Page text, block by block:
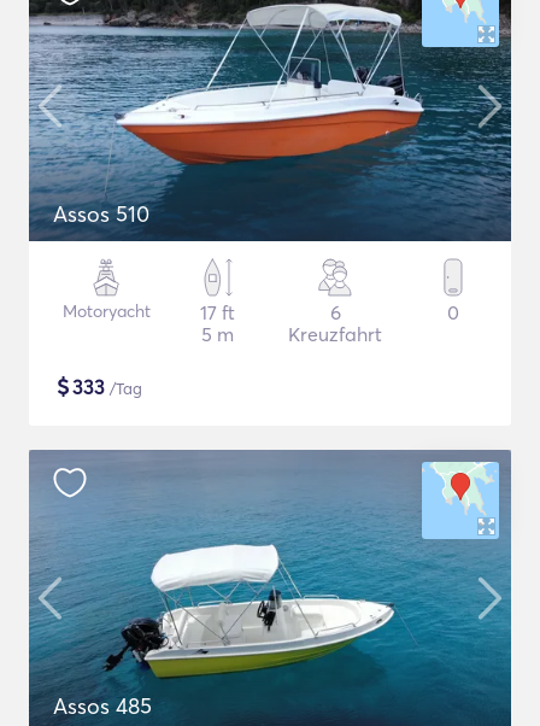
Assos 510
Motoryacht
17 ft
5 m
6
Kreuzfahrt
0
$333 /Tag
Assos 485